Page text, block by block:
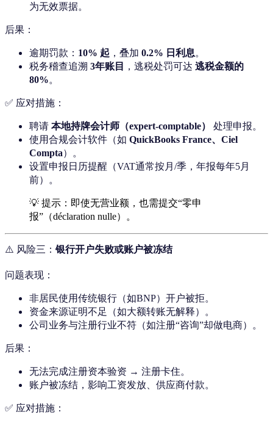
为无效票据。
后果：
逾期罚款： 10% 起 ，叠加 0.2% 日利息。
税务稽查追溯 3年账目 ，逃税处罚可达 逃税金额的
80%。
✅ 应对措施：
聘请 本地持牌会计师（expert-comptable）
处理申报。
使用合规会计软件（如 QuickBooks France、Ciel
Compta）。
设置申报日历提醒（VAT通常按月/季，年报每年5月
前）。
💡 提示：即使无营业额，也需提交“零申
报”（déclaration nulle）。
⚠️ 风险三：银行开户失败或账户被冻结
问题表现：
非居民使用传统银行（如BNP）开户被拒。
资金来源证明不足（如大额转账无解释）。
公司业务与注册行业不符（如注册“咨询”却做电商）。
后果：
无法完成注册资本验资 → 注册卡住。
账户被冻结，影响工资发放、供应商付款。
✅ 应对措施：